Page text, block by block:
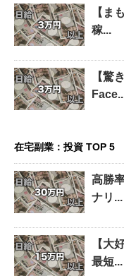
【ま
稼...
【驚
在宅副業：投資 TOP 5
高勝
ナリ...
【大
最短...